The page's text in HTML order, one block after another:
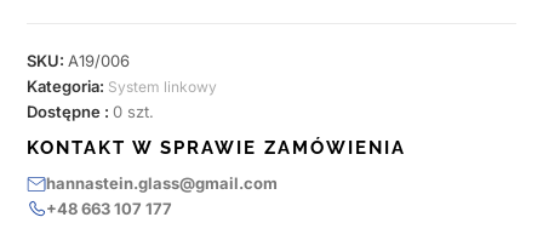
SKU: A19/006
Kategoria: System linkowy
Dostępne :0 szt.
KONTAKT W SPRAWIE ZAMÓWIENIA
hannastein.glass@gmail.com
+48 663 107 177